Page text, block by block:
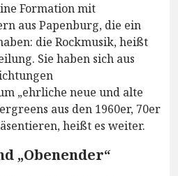
Formation mit
aus Papenburg, die ein
die Rockmusik, heißt
Sie haben sich aus
„ehrliche neue und alte
aus den 1960er, 70er
heißt es weiter.
„Obenender“